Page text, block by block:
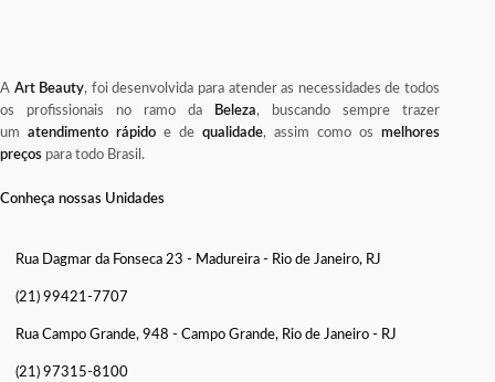
A Art Beauty, foi desenvolvida para atender as necessidades de todos
os profissionais no ramo da
Beleza, buscando sempre trazer
um atendimento rápido e de qualidade, assim como os melhores
preços para todo Brasil.
Conheça nossas Unidades
Rua Dagmar da Fonseca 23 - Madureira - Rio de Janeiro, RJ
(21) 99421-7707
Rua Campo Grande, 948 - Campo Grande, Rio de Janeiro - RJ
(21) 97315-8100